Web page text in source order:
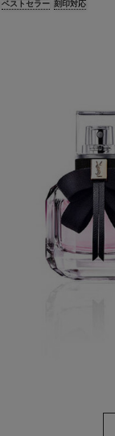
ベストセラー 刻印対応